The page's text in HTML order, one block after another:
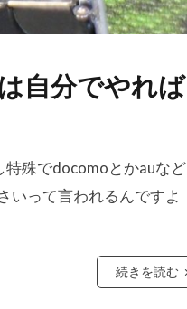
自分でやれば
特殊でdocomoとかauなど
いって言われるんですよ
続きを読む